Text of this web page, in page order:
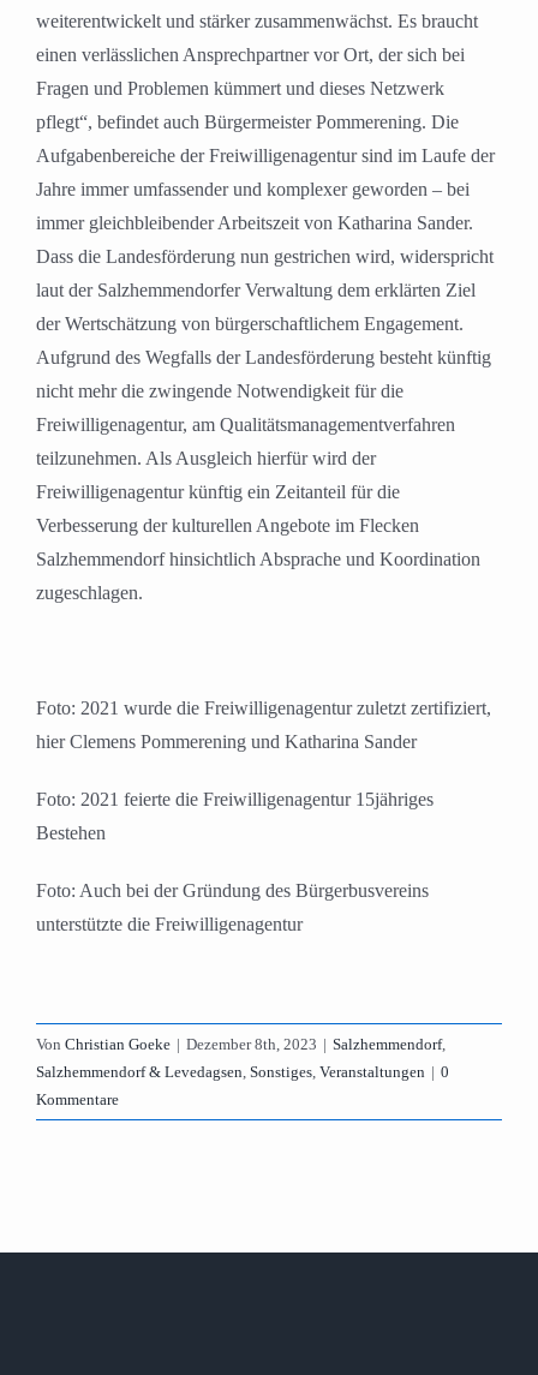
weiterentwickelt und stärker zusammenwächst. Es braucht
einen verlässlichen Ansprechpartner vor Ort, der sich bei
Fragen und Problemen kümmert und dieses Netzwerk
pflegt“, befindet auch Bürgermeister Pommerening. Die
Aufgabenbereiche der Freiwilligenagentur sind im Laufe der
Jahre immer umfassender und komplexer geworden – bei
immer gleichbleibender Arbeitszeit von Katharina Sander.
Dass die Landesförderung nun gestrichen wird, widerspricht
laut der Salzhemmendorfer Verwaltung dem erklärten Ziel
der Wertschätzung von bürgerschaftlichem Engagement.
Aufgrund des Wegfalls der Landesförderung besteht künftig
nicht mehr die zwingende Notwendigkeit für die
Freiwilligenagentur, am Qualitätsmanagementverfahren
teilzunehmen. Als Ausgleich hierfür wird der
Freiwilligenagentur künftig ein Zeitanteil für die
Verbesserung der kulturellen Angebote im Flecken
Salzhemmendorf hinsichtlich Absprache und Koordination
zugeschlagen.
Foto: 2021 wurde die Freiwilligenagentur zuletzt zertifiziert,
hier Clemens Pommerening und Katharina Sander
Foto: 2021 feierte die Freiwilligenagentur 15jähriges
Bestehen
Foto: Auch bei der Gründung des Bürgerbusvereins
unterstützte die Freiwilligenagentur
Von Christian Goeke | Dezember 8th, 2023 | Salzhemmendorf,
Salzhemmendorf & Levedagsen, Sonstiges, Veranstaltungen | 0
Kommentare